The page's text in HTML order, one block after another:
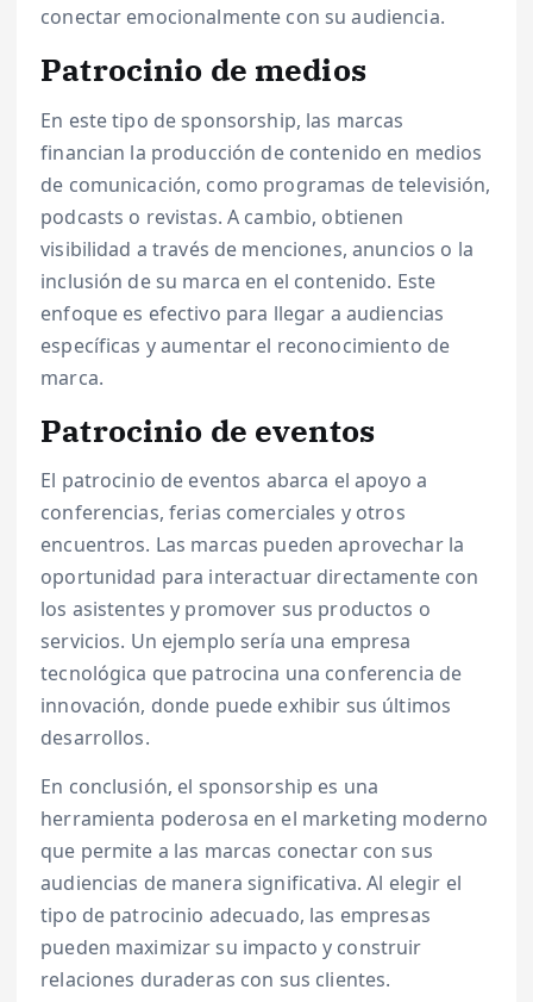
conectar emocionalmente con su audiencia.
Patrocinio de medios
En este tipo de sponsorship, las marcas
financian la producción de contenido en medios
de comunicación, como programas de televisión,
podcasts o revistas. A cambio, obtienen
visibilidad a través de menciones, anuncios o la
inclusión de su marca en el contenido. Este
enfoque es efectivo para llegar a audiencias
específicas y aumentar el reconocimiento de
marca.
Patrocinio de eventos
El patrocinio de eventos abarca el apoyo a
conferencias, ferias comerciales y otros
encuentros. Las marcas pueden aprovechar la
oportunidad para interactuar directamente con
los asistentes y promover sus productos o
servicios. Un ejemplo sería una empresa
tecnológica que patrocina una conferencia de
innovación, donde puede exhibir sus últimos
desarrollos.
En conclusión, el sponsorship es una
herramienta poderosa en el marketing moderno
que permite a las marcas conectar con sus
audiencias de manera significativa. Al elegir el
tipo de patrocinio adecuado, las empresas
pueden maximizar su impacto y construir
relaciones duraderas con sus clientes.